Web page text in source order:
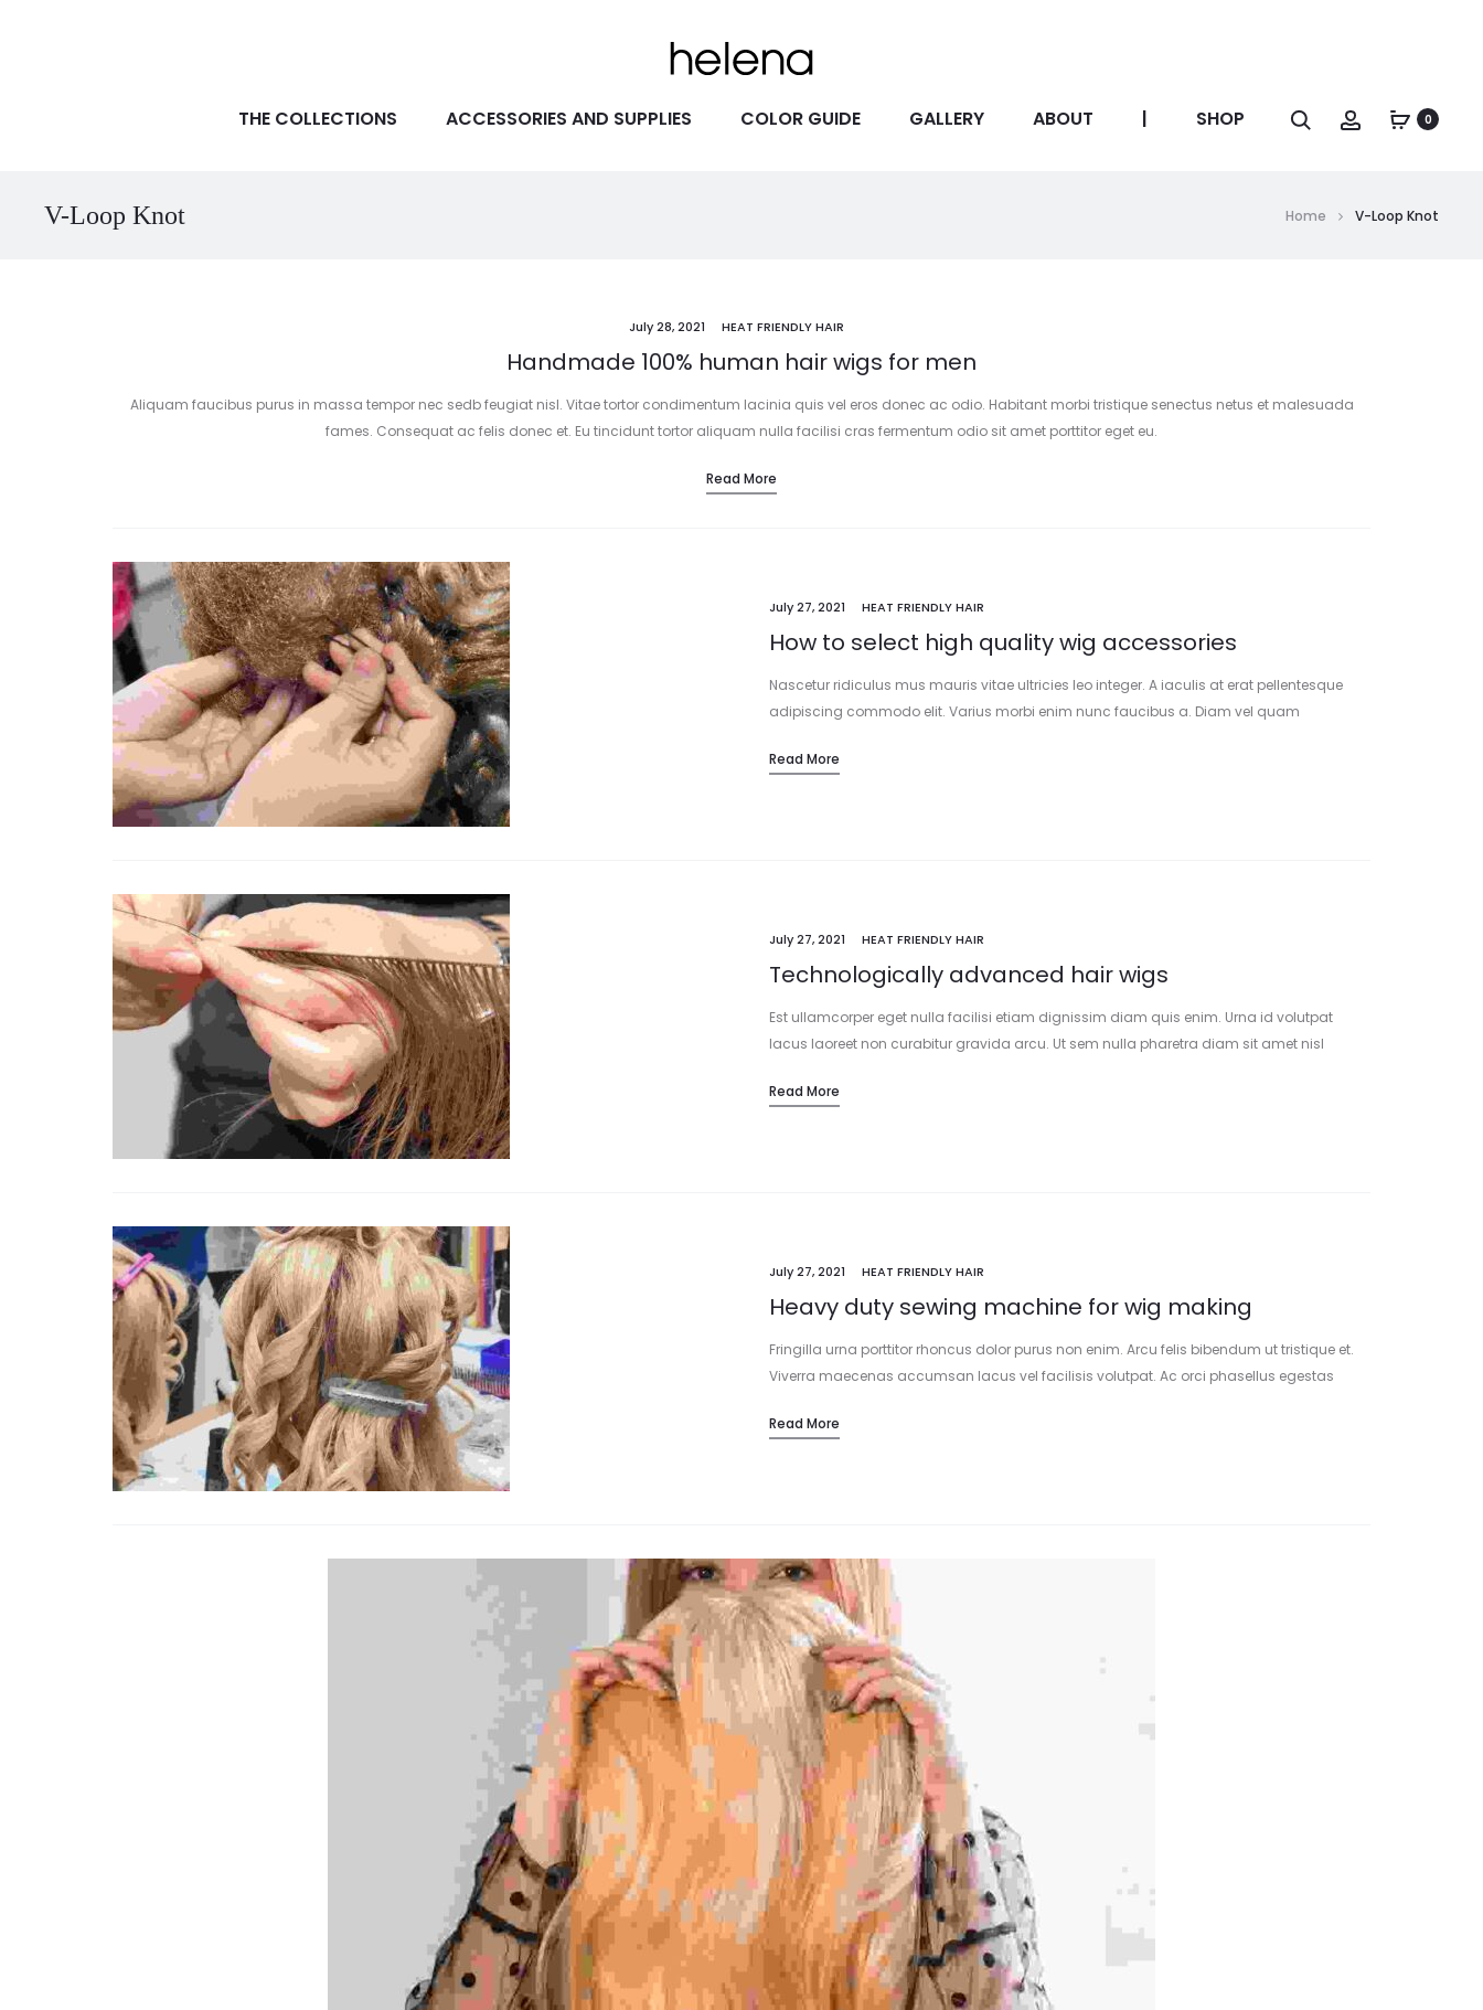
THE COLLECTIONS ACCESSORIES AND SUPPLIES COLOR GUIDE GALLERY ABOUT | SHOP Search Account0
V-Loop Knot Home V-Loop Knot
July 28, 2021 HEAT FRIENDLY HAIR
Handmade 100% human hair wigs for men
Aliquam faucibus purus in massa tempor nec sedb feugiat nisl. Vitae tortor condimentum lacinia quis vel eros donec ac odio. Habitant morbi tristique senectus netus et malesuada
fames. Consequat ac felis donec et. Eu tincidunt tortor aliquam nulla facilisi cras fermentum odio sit amet porttitor eget eu.
Read More
July 27, 2021 HEAT FRIENDLY HAIR
How to select high quality wig accessories
Nascetur ridiculus mus mauris vitae ultricies leo integer. A iaculis at erat pellentesque
adipiscing commodo elit. Varius morbi enim nunc faucibus a. Diam vel quam
erat nam at lectus urna. Nisi est sit amet facilisis.
Read More
July 27, 2021 HEAT FRIENDLY HAIR
Technologically advanced hair wigs
Est ullamcorper eget nulla facilisi etiam dignissim diam quis enim. Urna id volutpat
lacus laoreet non curabitur gravida arcu. Ut sem nulla pharetra diam sit amet nisl
donec. Tristique senectus et netus et malesuada.
Read More
July 27, 2021 HEAT FRIENDLY HAIR
Heavy duty sewing machine for wig making
Fringilla urna porttitor rhoncus dolor purus non enim. Arcu felis bibendum ut tristique et.
Viverra maecenas accumsan lacus vel facilisis volutpat. Ac orci phasellus egestas
viverra mauris in. Urna et pharetra pharetra.
Read More